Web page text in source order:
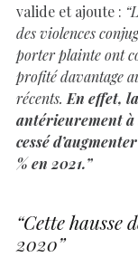
valide et ajoute :
des violences
porter plainte ont
profité davantage
récents. En effet,
antérieurement à
cessé
% en 2021.”
“Cette hausse
2020”